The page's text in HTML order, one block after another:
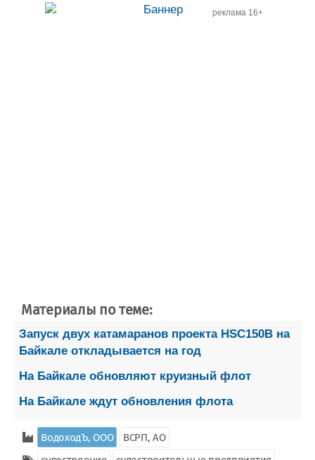
реклама 16+
Материалы по теме:
Запуск двух катамаранов проекта HSC150B на
Байкале откладывается на год
На Байкале обновляют круизный флот
На Байкале ждут обновления флота
ВодоходЪ, ООО
ВСРП, АО